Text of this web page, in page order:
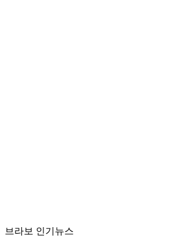
브라보 인기뉴스